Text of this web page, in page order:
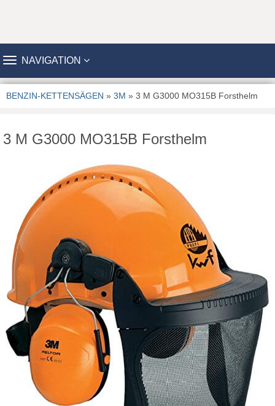
TOGGLE
NAVIGATION
BENZIN-KETTENSÄGEN » 3M » 3 M G3000 MO315B Forsthelm
3 M G3000 MO315B Forsthelm